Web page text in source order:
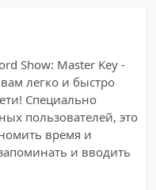
Show: Master Key -
легко и быстро
Специально
пользователей, это
время и
и вводить